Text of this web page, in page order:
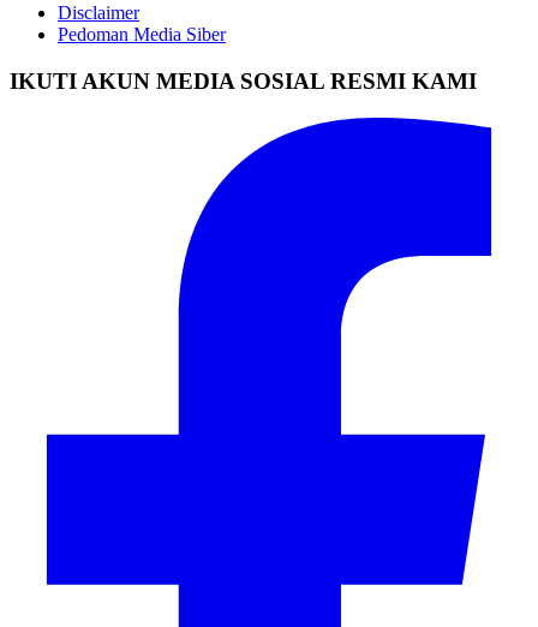
Disclaimer
Pedoman Media Siber
IKUTI AKUN MEDIA SOSIAL RESMI KAMI